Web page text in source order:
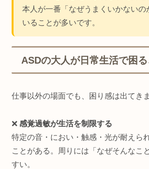
本人が一番「なぜうまくいかないの
いることが多いです。
ASDの大人が日常生活で困る
仕事以外の場面でも、困り感は出てきま
❌ 感覚過敏が生活を制限する
特定の音・におい・触感・光が耐えら
ことがある。周りには「なぜそんなこ
すい。